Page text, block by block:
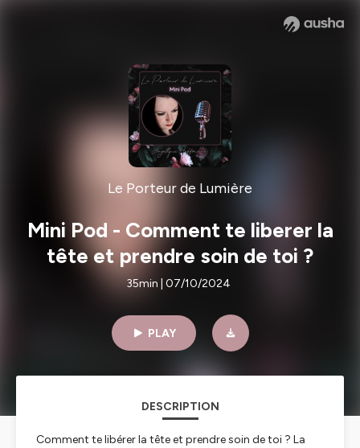
Le Porteur de Lumière
Mini Pod - Comment te liberer la
tête et prendre soin de toi ?
35min | 07/10/2024
PLAY
DESCRIPTION
Comment te libérer la tête et prendre soin de toi ? La